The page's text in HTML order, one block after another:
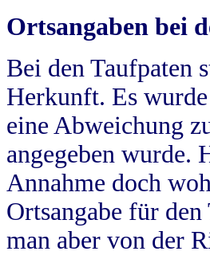
Ortsangaben bei
Bei den Taufpaten
Herkunft. Es
eine Abweichung
angegeben wurde.
Annahme doch
Ortsangabe für
man aber von der